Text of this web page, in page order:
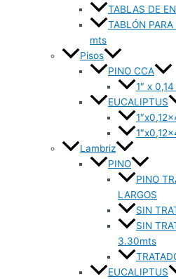
TABLAS DE
TABLÓN
mts
Pisos
PINO CCA
1″ x
EUCALIPTUS
Lambriz
PINO
PINO
LARGOS
SIN
SIN
3.30mts
EUCALIPTUS